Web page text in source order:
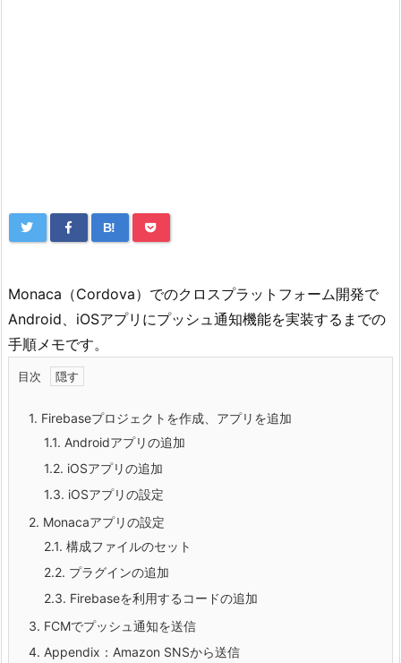
B!
Monaca（Cordova）でのクロスプラットフォーム開発で
Android、iOSアプリにプッシュ通知機能を実装するまでの
手順メモです。
目次
1. Firebaseプロジェクトを作成、アプリを追加
1.1. Androidアプリの追加
1.2. iOSアプリの追加
1.3. iOSアプリの設定
2. Monacaアプリの設定
2.1. 構成ファイルのセット
2.2. プラグインの追加
2.3. Firebaseを利用するコードの追加
3. FCMでプッシュ通知を送信
4. Appendix：Amazon SNSから送信